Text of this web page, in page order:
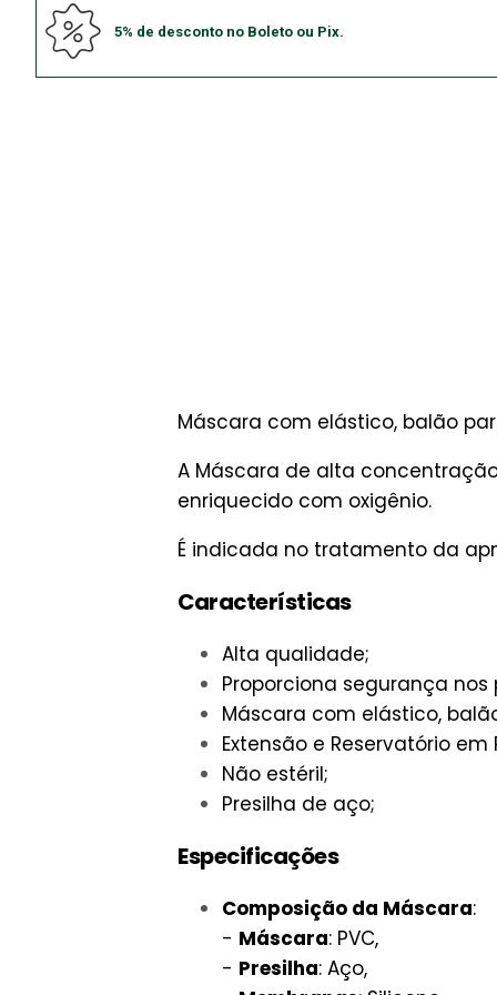
5% de desconto no Boleto ou Pix.
Máscara com elástico, balão
A Máscara de alta
enriquecido com oxigênio.
É indicada no tratamento da
Características
Alta qualidade;
Proporciona segurança
Máscara com elástico,
Extensão e Reservatório em
Não estéril;
Presilha de aço;
Especificações
Composição da Máscara:
- Máscara: PVC,
- Presilha: Aço,